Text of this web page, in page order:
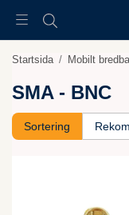
Startsida / Mobilt
SMA - BNC
Sortering